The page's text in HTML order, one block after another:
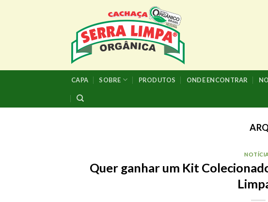
CAPA SOBRE PRODUTOS ONDE ENCONTRAR
Quer ganhar um Kit